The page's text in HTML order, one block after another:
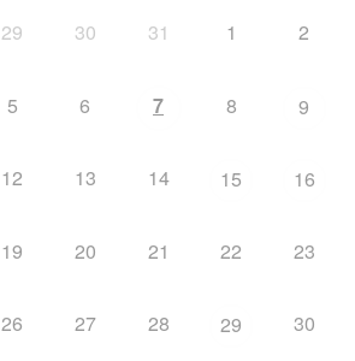
29 30 31 1 2
5 6 7 8 9
12 13 14 15 16
19 20 21 22 23
26 27 28 29 30